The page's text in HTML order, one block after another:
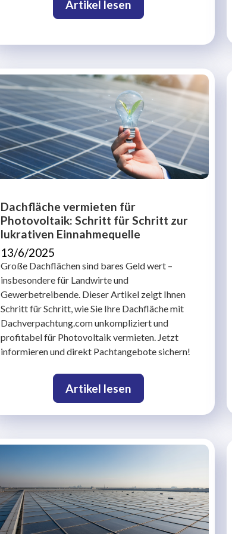
Artikel lesen
Dachfläche vermieten für
Photovoltaik: Schritt für Schritt zur
lukrativen Einnahmequelle
13/6/2025
Große Dachflächen sind bares Geld wert –
insbesondere für Landwirte und
Gewerbetreibende. Dieser Artikel zeigt Ihnen
Schritt für Schritt, wie Sie Ihre Dachfläche mit
Dachverpachtung.com unkompliziert und
profitabel für Photovoltaik vermieten. Jetzt
informieren und direkt Pachtangebote sichern!
Artikel lesen